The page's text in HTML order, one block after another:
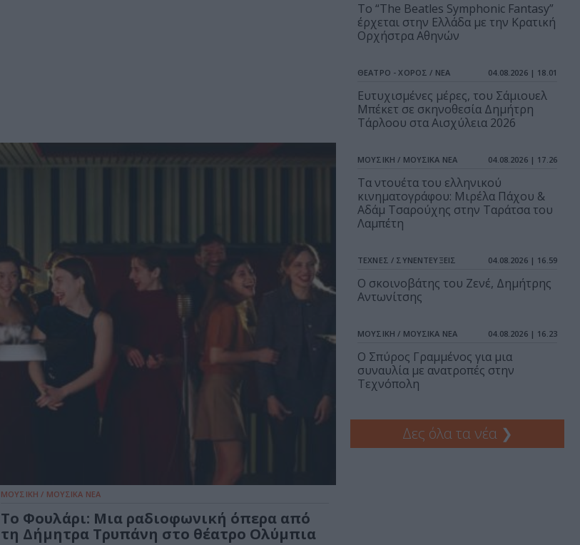
ΜΟΥΣΙΚΗ / ΜΟΥΣΙΚΑ ΝΕΑ
Το Φουλάρι: Μια ραδιοφωνική όπερα από
τη Δήμητρα Τρυπάνη στο θέατρο Ολύμπια
Το “The Beatles Symphonic Fantasy”
έρχεται στην Ελλάδα με την Κρατική
Ορχήστρα Αθηνών
ΘΕΑΤΡΟ - ΧΟΡΟΣ / ΝΕΑ 04.08.2026 | 18.01
Ευτυχισμένες μέρες, του Σάμιουελ
Μπέκετ σε σκηνοθεσία Δημήτρη
Τάρλοου στα Αισχύλεια 2026
ΜΟΥΣΙΚΗ / ΜΟΥΣΙΚΑ ΝΕΑ 04.08.2026 | 17.26
Τα ντουέτα του ελληνικού
κινηματογράφου: Μιρέλα Πάχου &
Αδάμ Τσαρούχης στην Ταράτσα του
Λαμπέτη
ΤΕΧΝΕΣ / ΣΥΝΕΝΤΕΥΞΕΙΣ 04.08.2026 | 16.59
Ο σκοινοβάτης του Ζενέ, Δημήτρης
Αντωνίτσης
ΜΟΥΣΙΚΗ / ΜΟΥΣΙΚΑ ΝΕΑ 04.08.2026 | 16.23
Ο Σπύρος Γραμμένος για μια
συναυλία με ανατροπές στην
Τεχνόπολη
Δες όλα τα νέα ❯